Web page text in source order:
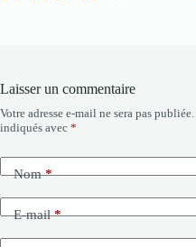
Laisser un commentaire
Votre adresse e-mail ne sera pas publiée.
indiqués avec *
Nom*
E-mail*